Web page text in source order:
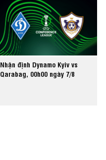
Nhận định Dynamo Kyiv vs
Qarabag, 00h00 ngày 7/8